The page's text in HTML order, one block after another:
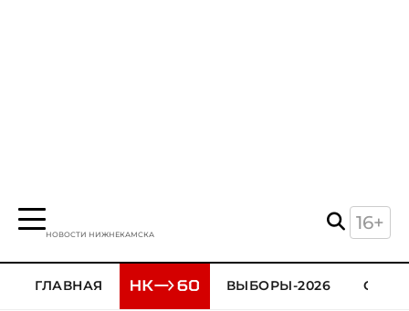
НОВОСТИ НИЖНЕКАМСКА
16+
ГЛАВНАЯ ВЫБОРЫ-2026